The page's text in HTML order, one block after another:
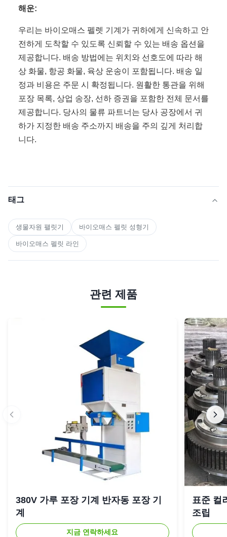
해운:
우리는 바이오매스 펠렛 기계가 귀하에게 신속하고 안
전하게 도착할 수 있도록 신뢰할 수 있는 배송 옵션을
제공합니다. 배송 방법에는 위치와 선호도에 따라 해
상 화물, 항공 화물, 육상 운송이 포함됩니다. 배송 일
정과 비용은 주문 시 확정됩니다. 원활한 통관을 위해
포장 목록, 상업 송장, 선하 증권을 포함한 전체 문서를
제공합니다. 당사의 물류 파트너는 당사 공장에서 귀
하가 지정한 배송 주소까지 배송을 주의 깊게 처리합
니다.
태그
생물자원 팰릿기 바이오매스 펠릿 성형기
바이오매스 펠릿 라인
관련 제품
380V 가루 포장 기계 반자동 포장 기
계
지금 연락하세요
표준 컬
조립